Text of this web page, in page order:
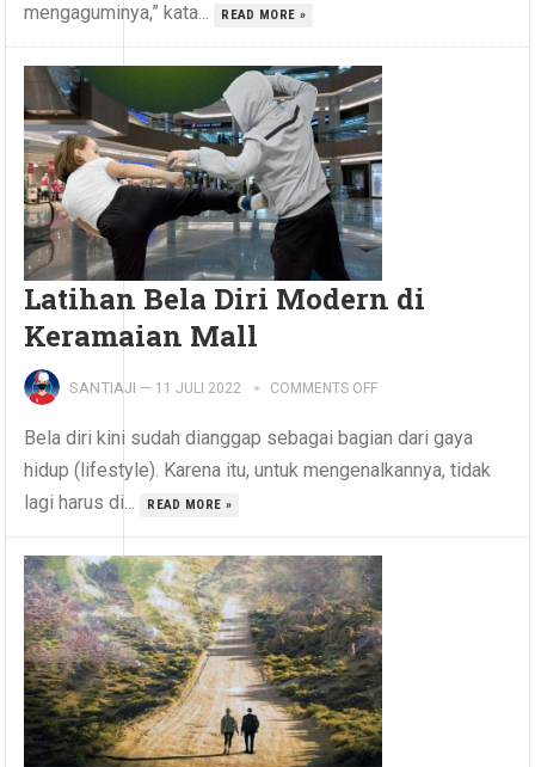
mengaguminya,” kata...
READ MORE »
Latihan Bela Diri Modern di
Keramaian Mall
SANTIAJI — 11 JULI 2022 COMMENTS OFF
Bela diri kini sudah dianggap sebagai bagian dari gaya
hidup (lifestyle). Karena itu, untuk mengenalkannya, tidak
lagi harus di...
READ MORE »